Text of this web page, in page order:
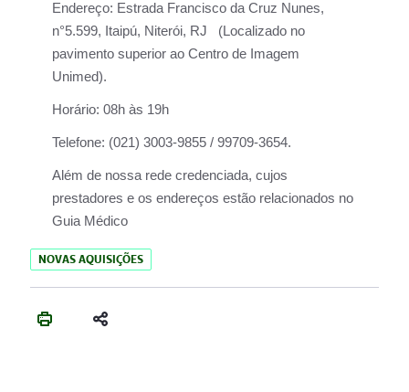
Endereço: Estrada Francisco da Cruz Nunes,
n°5.599, Itaipú, Niterói, RJ (Localizado no
pavimento superior ao Centro de Imagem
Unimed).
Horário: 08h às 19h
Telefone: (021) 3003-9855 / 99709-3654.
Além de nossa rede credenciada, cujos
prestadores e os endereços estão relacionados no
Guia Médico
NOVAS AQUISIÇÕES